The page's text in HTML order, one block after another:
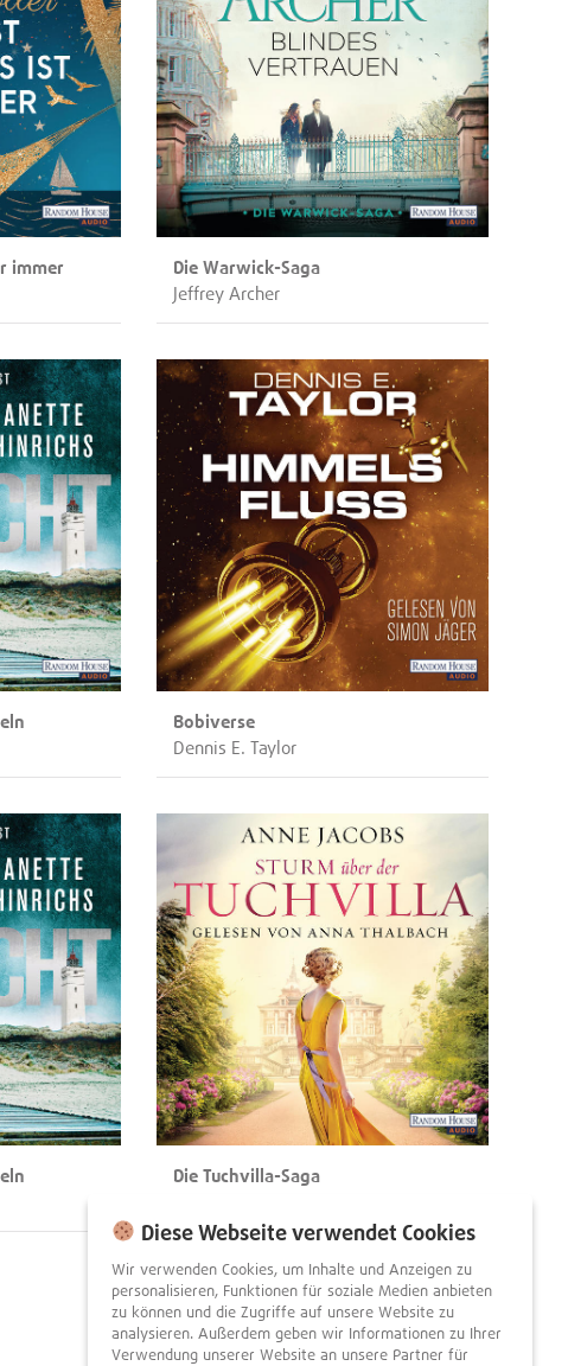
immer
Die Warwick-Saga
Jeffrey Archer
Bobiverse
Dennis E. Taylor
Die Tuchvilla-Saga
Nächste
Seite
Diese Webseite verwendet Cookies
Wir verwenden Cookies, um Inhalte und Anzeigen zu
personalisieren, Funktionen für soziale Medien anbieten
zu können und die Zugriffe auf unsere Website zu
analysieren. Außerdem geben wir Informationen zu Ihrer
Verwendung unserer Website an unsere Partner für